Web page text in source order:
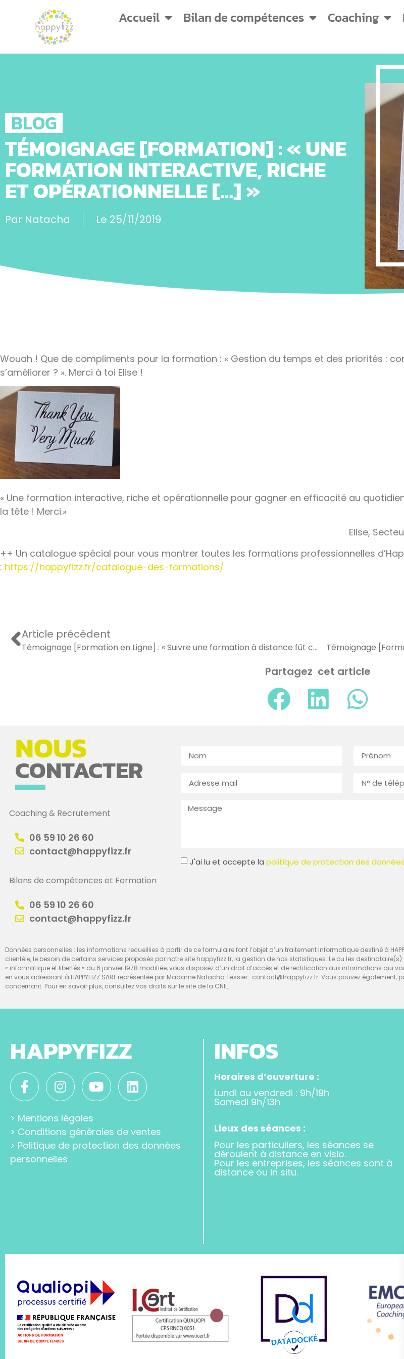
Accueil Bilan de compétences Coaching
BLOG
TÉMOIGNAGE [FORMATION] : « UNE
FORMATION INTERACTIVE, RICHE
ET OPÉRATIONNELLE […] »
Par Natacha Le 25/11/2019
Wouah ! Que de compliments pour la formation : « Gestion du temps et des priorités :
s’améliorer ? ». Merci à toi Elise !
« Une formation interactive, riche et opérationnelle pour gagner en efficacité au
la tête ! Merci.»
Elise,
++ Un catalogue spécial pour vous montrer toutes les formations professionnelles
: https://happyfizz.fr/catalogue-des-formations/
Article précédent
Témoignage [Formation en Ligne] : « Suivre une formation à distance fût confortable […] » Témoignage
Partagez cet article
NOUS
CONTACTER
Coaching & Recrutement
06 59 10 26 60
contact@happyfizz.fr
Bilans de compétences et Formation
06 59 10 26 60
contact@happyfizz.fr
J'ai lu et accepte lapolitique de protection des
Données personnelles : les informations recueillies à partir de ce formulaire font l’objet d’un traitement informatique destiné à
clientèle, le besoin de certains services proposés par notre site happyfizz.fr, la gestion de nos statistiques. Le ou les destinataire(s)
« informatique et libertés » du 6 janvier 1978 modifiée, vous disposez d’un droit d’accès et de rectification aux informations
en vous adressant à HAPPYFIZZ SARL représentée par Madame Natacha Tessier : contact@happyfizz.fr. Vous pouvez
concernant. Pour en savoir plus, consultez vos droits sur le site de la CNIL.
HAPPYFIZZ
> Mentions légales
> Conditions générales de ventes
> Politique de protection des données
personnelles
INFOS
Horaires d’ouverture :
Lundi au vendredi : 9h/19h
Samedi 9h/13h
Lieux des séances :
Pour les particuliers, les séances se
déroulent à distance en visio.
Pour les entreprises, les séances sont à
distance ou in situ.